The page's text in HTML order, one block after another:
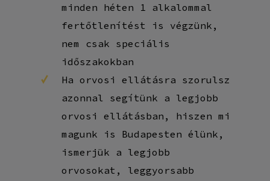
minden héten 1 alkalommal
fertőtlenítést is végzünk,
nem csak speciális
időszakokban
Ha orvosi ellátásra szorulsz
azonnal segítünk a legjobb
orvosi ellátásban, hiszen mi
magunk is Budapesten élünk,
ismerjük a legjobb
orvosokat, leggyorsabb